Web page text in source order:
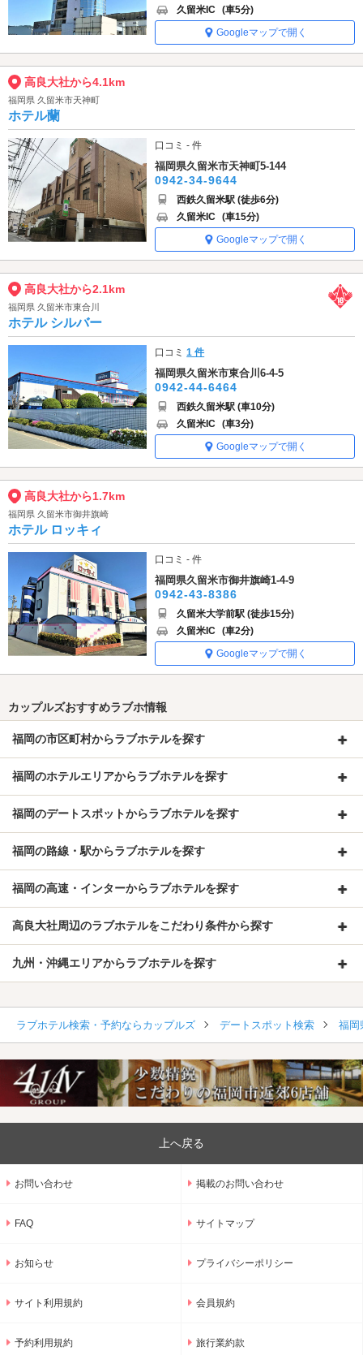
久留米IC (車5分)
Googleマップで開く
高良大社から4.1km
福岡県 久留米市天神町
ホテル蘭
口コミ - 件
福岡県久留米市天神町5-144
0942-34-9644
西鉄久留米駅 (徒歩6分)
久留米IC (車15分)
Googleマップで開く
高良大社から2.1km
福岡県 久留米市東合川
ホテル シルバー
口コミ1 件
福岡県久留米市東合川6-4-5
0942-44-6464
西鉄久留米駅 (車10分)
久留米IC (車3分)
Googleマップで開く
高良大社から1.7km
福岡県 久留米市御井旗崎
ホテル ロッキィ
口コミ - 件
福岡県久留米市御井旗崎1-4-9
0942-43-8386
久留米大学前駅 (徒歩15分)
久留米IC (車2分)
Googleマップで開く
カップルズおすすめラブホ情報
福岡の市区町村からラブホテルを探す
福岡のホテルエリアからラブホテルを探す
福岡のデートスポットからラブホテルを探す
福岡の路線・駅からラブホテルを探す
福岡の高速・インターからラブホテルを探す
高良大社周辺のラブホテルをこだわり条件から探す
九州・沖縄エリアからラブホテルを探す
ラブホテル検索・予約ならカップルズ デートスポット検索 福岡
上へ戻る
お問い合わせ 掲載のお問い合わせ
FAQ サイトマップ
お知らせ プライバシーポリシー
サイト利用規約 会員規約
予約利用規約 旅行業約款